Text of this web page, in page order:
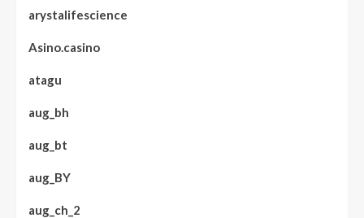
arystalifescience
Asino.casino
atagu
aug_bh
aug_bt
aug_BY
aug_ch_2